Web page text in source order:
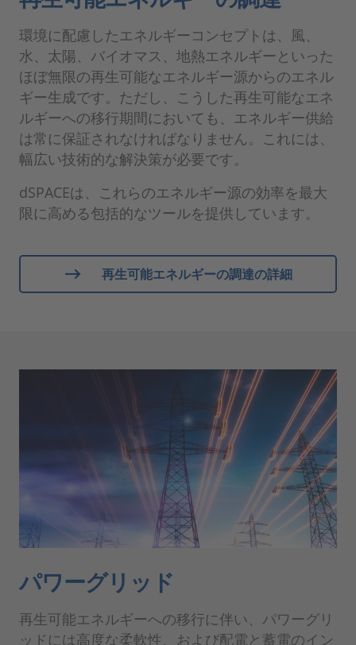
環境に配慮したエネルギーコンセプトは、風、
水、太陽、バイオマス、地熱エネルギーといった
ほぼ無限の再生可能なエネルギー源からのエネル
ギー生成です。ただし、こうした再生可能なエネ
ルギーへの移行期間においても、エネルギー供給
は常に保証されなければなりません。これには、
幅広い技術的な解決策が必要です。
dSPACEは、これらのエネルギー源の効率を最大
限に高める包括的なツールを提供しています。
再生可能エネルギーの調達の詳細
パワーグリッド
再生可能エネルギーへの移行に伴い、パワーグリ
ッドには高度な柔軟性、および配電と蓄電のイン